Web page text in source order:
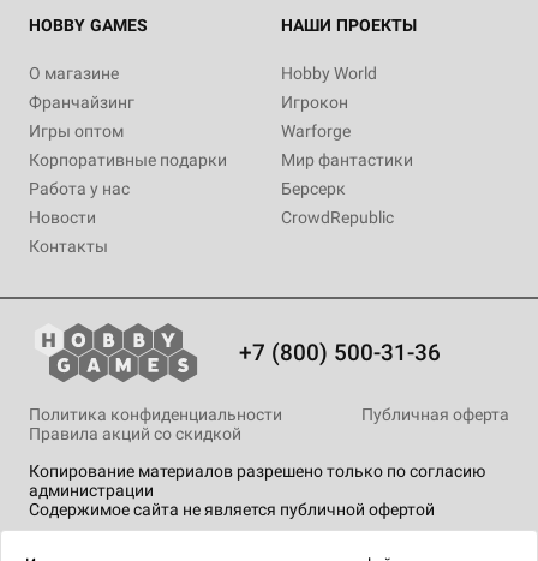
HOBBY GAMES
О магазине
Франчайзинг
Игры оптом
Корпоративные подарки
Работа у нас
Новости
Контакты
НАШИ ПРОЕКТЫ
Hobby World
Игрокон
Warforge
Мир фантастики
Берсерк
CrowdRepublic
+7 (800) 500-31-36
Копирование материалов разрешено только по согласию
администрации
Содержимое сайта не является публичной офертой
Политика конфиденциальности
Публичная оферта
Правила акций со скидкой